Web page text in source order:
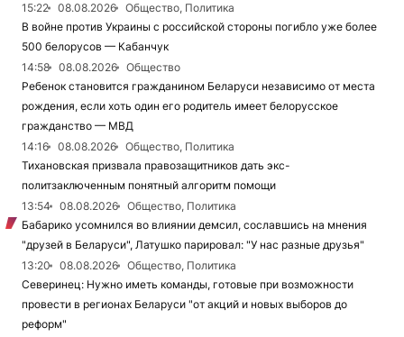
15:22
08.08.2026
Общество, Политика
В войне против Украины с российской стороны погибло уже более
500 белорусов — Кабанчук
14:58
08.08.2026
Общество
Ребенок становится гражданином Беларуси независимо от места
рождения, если хоть один его родитель имеет белорусское
гражданство — МВД
14:16
08.08.2026
Общество, Политика
Тихановская призвала правозащитников дать экс-
политзаключенным понятный алгоритм помощи
13:54
08.08.2026
Общество, Политика
Бабарико усомнился во влиянии демсил, сославшись на мнения
"друзей в Беларуси", Латушко парировал: "У нас разные друзья"
13:20
08.08.2026
Общество, Политика
Северинец: Нужно иметь команды, готовые при возможности
провести в регионах Беларуси "от акций и новых выборов до
реформ"